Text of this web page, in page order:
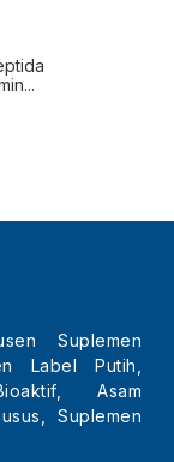
Kol...
Suplemen
Label Putih,
Asam
Suplemen